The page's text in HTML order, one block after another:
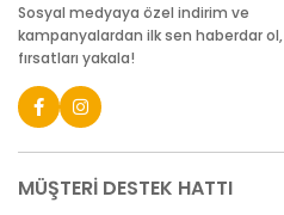
Sosyal medyaya özel indirim ve
kampanyalardan ilk sen haberdar ol,
fırsatları yakala!
MÜŞTERİ DESTEK HATTI